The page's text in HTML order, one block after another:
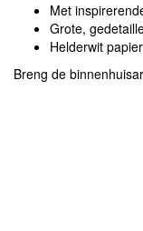
Met
Grote,
Helderwit
Breng de